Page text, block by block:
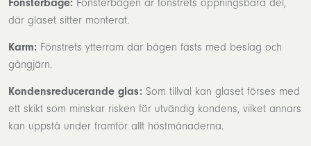
Fönsterbåge: Fönsterbågen är fönstrets öppningsbara del,
där glaset sitter monterat.
Karm: Fönstrets ytterram där bågen fästs med beslag och
gångjärn.
Kondensreducerande glas: Som tillval kan glaset förses med
ett skikt som minskar risken för utvändig kondens, vilket annars
kan uppstå under framför allt höstmånaderna.